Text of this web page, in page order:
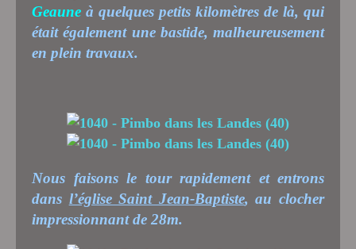
Geaune à quelques petits kilomètres de là, qui
était également une bastide, malheureusement
en plein travaux.
Nous faisons le tour rapidement et entrons
dans l’église Saint Jean-Baptiste, au clocher
impressionnant de 28m.